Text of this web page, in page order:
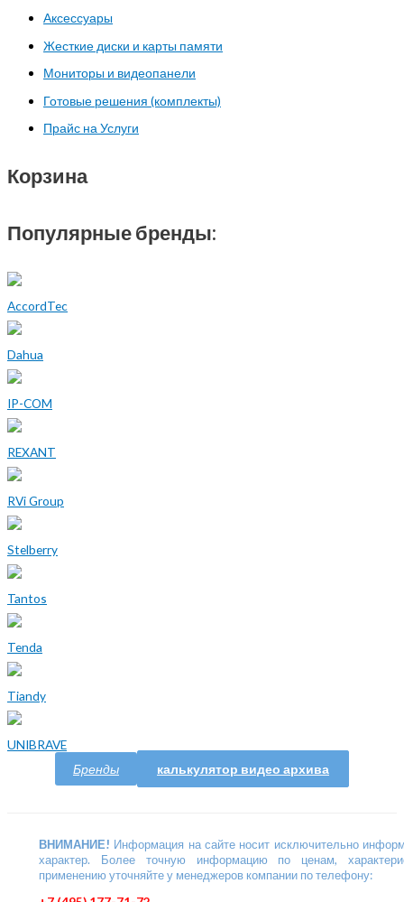
Аксессуары
Жесткие диски и карты памяти
Мониторы и видеопанели
Готовые решения (комплекты)
Прайс на Услуги
Корзина
Популярные бренды:
AccordTec
Dahua
IP-COM
REXANT
RVi Group
Stelberry
Tantos
Tenda
Tiandy
UNIBRAVE
Бренды
калькулятор видео архива
ВНИМАНИЕ! Информация на сайте носит исключительно
характер. Более точную информацию по ценам,
применению уточняйте у менеджеров компании по телефону: